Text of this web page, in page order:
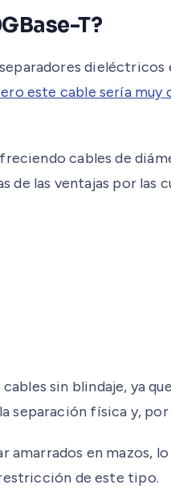
T?
dieléctricos
este cable sería muy
cables de
las ventajas por las
sin blindaje, ya
separación física y,
en mazos,
de este tipo.